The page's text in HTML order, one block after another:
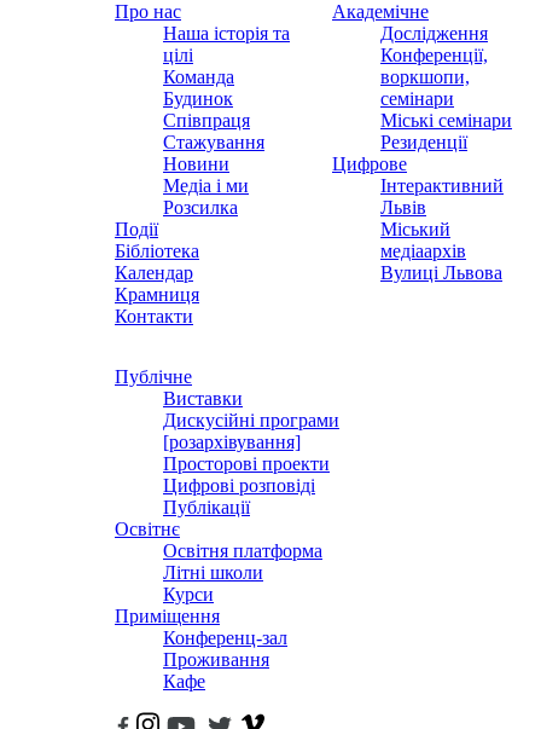
Про нас
Наша історія та
цілі
Команда
Будинок
Співпраця
Стажування
Новини
Медіа і ми
Розсилка
Події
Бібліотека
Календар
Крамниця
Контакти
Академічне
Дослідження
Конференції,
воркшопи,
семінари
Міські семінари
Резиденції
Цифрове
Інтерактивний
Львів
Міський
медіаархів
Вулиці Львова
Публічне
Виставки
Дискусійні програми
[розархівування]
Просторові проекти
Цифрові розповіді
Публікації
Освітнє
Освітня платформа
Літні школи
Курси
Приміщення
Конференц-зал
Проживання
Кафе